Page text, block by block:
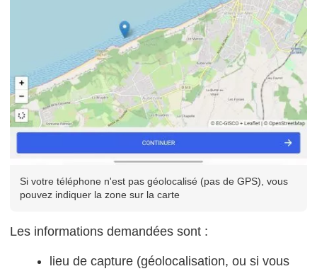
Si votre téléphone n'est pas géolocalisé (pas de GPS), vous
pouvez indiquer la zone sur la carte
Les informations demandées sont :
lieu de capture (géolocalisation, ou si vous